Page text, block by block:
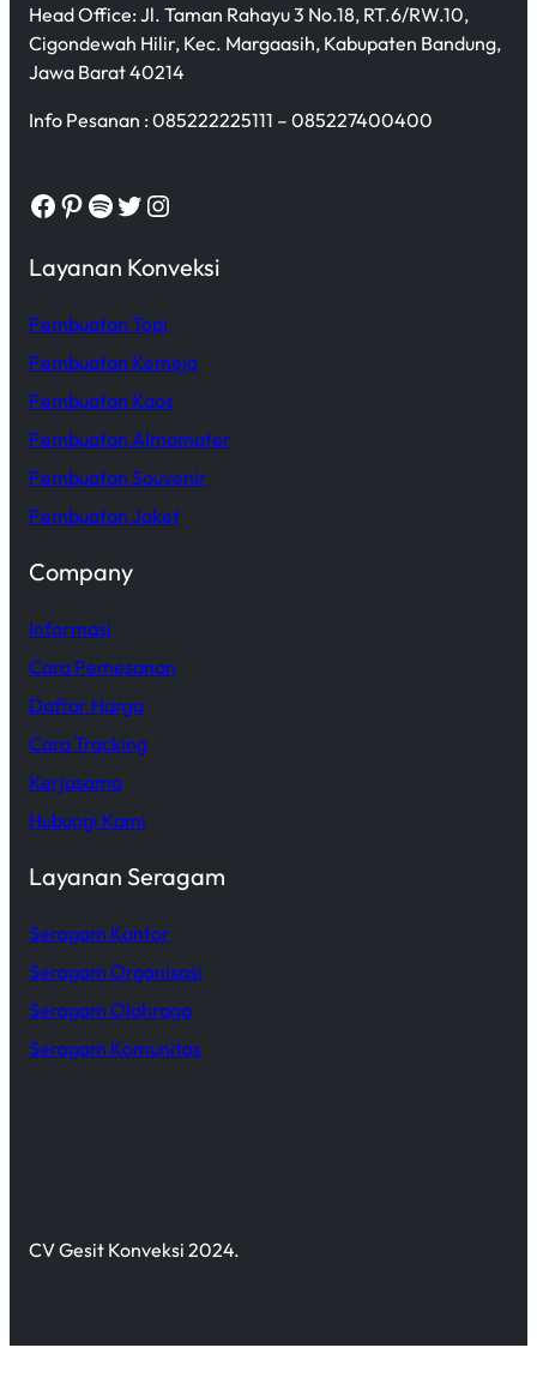
Head Office: Jl. Taman Rahayu 3 No.18, RT.6/RW.10,
Cigondewah Hilir, Kec. Margaasih, Kabupaten Bandung,
Jawa Barat 40214
Info Pesanan : 085222225111 – 085227400400
Facebook Pinterest Spotify Twitter Instagram
Layanan Konveksi
Pembuatan Topi
Pembuatan Kemeja
Pembuatan Kaos
Pembuatan Almamater
Pembuatan Souvenir
Pembuatan Jaket
Company
Informasi
Cara Pemesanan
Daftar Harga
Cara Tracking
Kerjasama
Hubungi Kami
Layanan Seragam
Seragam Kantor
Seragam Organisasi
Seragam Olahraga
Seragam Komunitas
CV Gesit Konveksi 2024.